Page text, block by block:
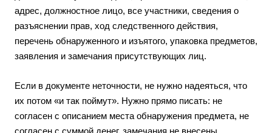
адрес, должностное лицо, все участники, сведения о
разъяснении прав, ход следственного действия,
перечень обнаруженного и изъятого, упаковка предметов,
заявления и замечания присутствующих лиц.
Если в документе неточности, не нужно надеяться, что
их потом «и так поймут». Нужно прямо писать: не
согласен с описанием места обнаружения предмета, не
согласен с суммой денег, замечания не внесены